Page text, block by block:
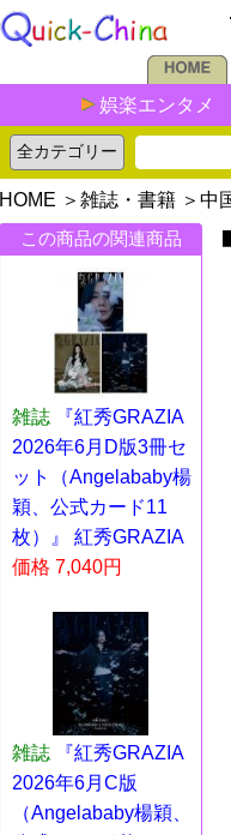
娯楽エンタメ
HOME ＞ 雑誌・書籍 ＞ 中
この商品の関連商品
雑誌
『紅秀GRAZIA
2026年6月D版3冊セ
ット（Angelababy楊
穎、公式カード11
枚）』 紅秀GRAZIA
価格 7,040円
雑誌
『紅秀GRAZIA
2026年6月C版
（Angelababy楊穎、